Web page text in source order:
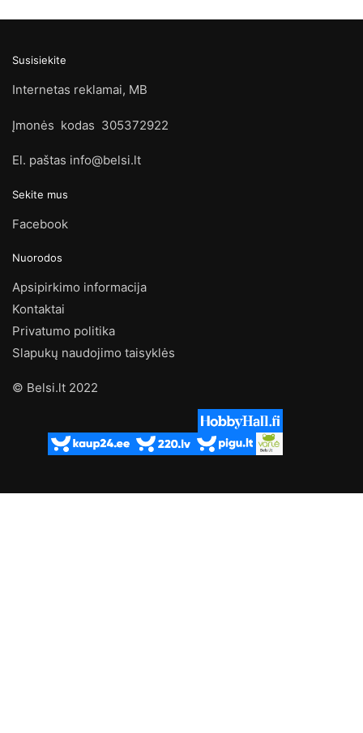
Susisiekite
Internetas reklamai, MB
Įmonės kodas 305372922
El. paštas info@belsi.lt
Sekite mus
Facebook
Nuorodos
Apsipirkimo informacija
Kontaktai
Privatumo politika
Slapukų naudojimo taisyklės
© Belsi.lt 2022